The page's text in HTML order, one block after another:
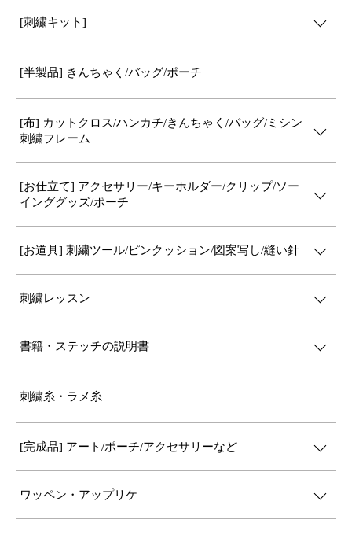
[刺繍キット]
[半製品] きんちゃく/バッグ/ポーチ
[布] カットクロス/ハンカチ/きんちゃく/バッグ/ミシン
刺繍フレーム
[お仕立て] アクセサリー/キーホルダー/クリップ/ソー
インググッズ/ポーチ
[お道具] 刺繍ツール/ピンクッション/図案写し/縫い針
刺繍レッスン
書籍・ステッチの説明書
刺繍糸・ラメ糸
[完成品] アート/ポーチ/アクセサリーなど
ワッペン・アップリケ